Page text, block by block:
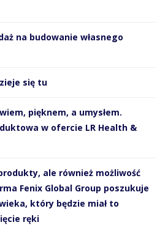
na budowanie własnego
się tu
pięknem, a umysłem.
w ofercie LR Health &
ale również możliwość
Fenix Global Group poszukuje
który będzie miał to
ręki